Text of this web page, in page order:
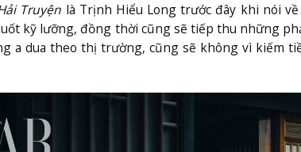
Truyện là Trịnh Hiểu Long trước đây khi nói
kỹ lưỡng, đồng thời cũng sẽ tiếp thu những
a dua theo thị trường, cũng sẽ không vì kiếm